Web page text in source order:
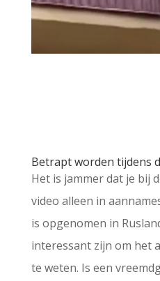
Betrapt worden tijdens
Het is jammer dat je bij
video alleen in
is opgenomen in
interessant zijn om het
te weten. Is een